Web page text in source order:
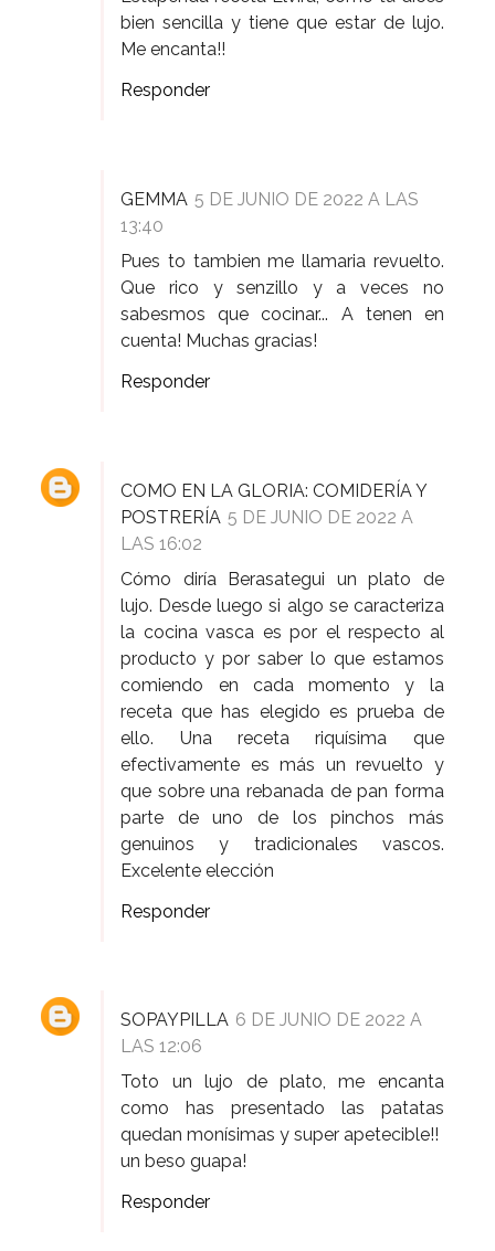
bien sencilla y tiene que estar de lujo.
Me encanta!!
Responder
GEMMA 5 DE JUNIO DE 2022 A LAS
13:40
Pues to tambien me llamaria revuelto.
Que rico y senzillo y a veces no
sabesmos que cocinar... A tenen en
cuenta! Muchas gracias!
Responder
COMO EN LA GLORIA: COMIDERÍA Y
POSTRERÍA 5 DE JUNIO DE 2022 A
LAS 16:02
Cómo diría Berasategui un plato de
lujo. Desde luego si algo se caracteriza
la cocina vasca es por el respecto al
producto y por saber lo que estamos
comiendo en cada momento y la
receta que has elegido es prueba de
ello. Una receta riquísima que
efectivamente es más un revuelto y
que sobre una rebanada de pan forma
parte de uno de los pinchos más
genuinos y tradicionales vascos.
Excelente elección
Responder
SOPAYPILLA 6 DE JUNIO DE 2022 A
LAS 12:06
Toto un lujo de plato, me encanta
como has presentado las patatas
quedan monísimas y super apetecible!!
un beso guapa!
Responder